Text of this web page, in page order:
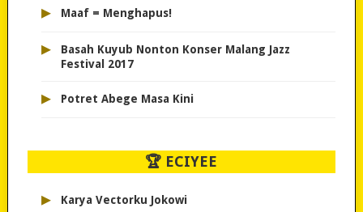
▸ Maaf = Menghapus!
▸
Basah Kuyub Nonton Konser Malang Jazz
Festival 2017
▸ Potret Abege Masa Kini
🏆 ECIYEE
▸ Karya Vectorku Jokowi